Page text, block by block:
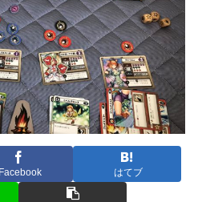
Facebook はてブ